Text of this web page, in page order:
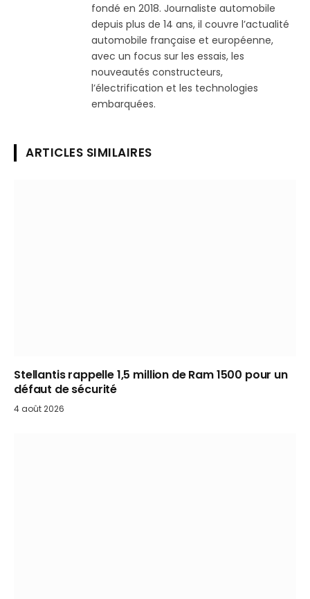
fondé en 2018. Journaliste automobile
depuis plus de 14 ans, il couvre l’actualité
automobile française et européenne,
avec un focus sur les essais, les
nouveautés constructeurs,
l’électrification et les technologies
embarquées.
ARTICLES SIMILAIRES
Stellantis rappelle 1,5 million de Ram 1500 pour un
défaut de sécurité
4 août 2026